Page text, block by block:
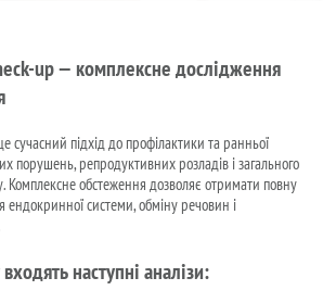
up — комплексне дослідження
сучасний підхід до профілактики та ранньої
порушень, репродуктивних розладів і загального
Комплексне обстеження дозволяє отримати повну
системи, обміну речовин і
наступні аналізи: